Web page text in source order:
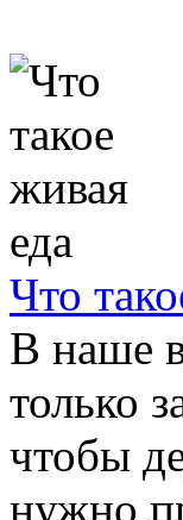
Что
В наше
только
чтобы
нужно